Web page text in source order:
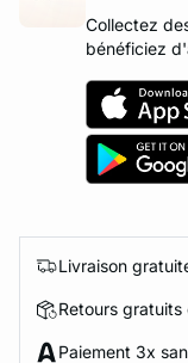
Collectez
bénéficiez
Livraison
Retours
Paiement 3x